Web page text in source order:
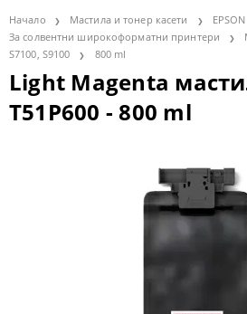
Начало Мастила и тонер касети
За солвентни широкоформатни принтери
S7100, S9100
800 ml
Light Magenta
T51P600 - 800 ml